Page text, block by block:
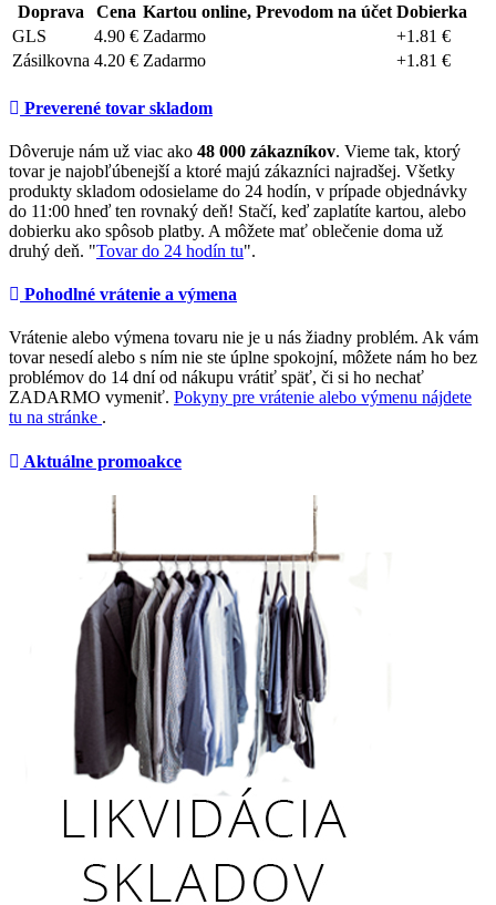
Doprava
Cena Kartou online, Prevodom na účet Dobierka
GLS
4.90 € Zadarmo
+1.81 €
Zásilkovna 4.20 € Zadarmo +1.81 €
Preverené tovar skladom
Dôveruje nám už viac ako 48 000 zákazníkov. Vieme tak, ktorý
tovar je najobľúbenejší a ktoré majú zákazníci najradšej. Všetky
produkty skladom odosielame do 24 hodín, v prípade objednávky
do 11:00 hneď ten rovnaký deň! Stačí, keď zaplatíte kartou, alebo
dobierku ako spôsob platby. A môžete mať oblečenie doma už
druhý deň. "Tovar do 24 hodín tu".
Pohodlné vrátenie a výmena
Vrátenie alebo výmena tovaru nie je u nás žiadny problém. Ak vám
tovar nesedí alebo s ním nie ste úplne spokojní, môžete nám ho bez
problémov do 14 dní od nákupu vrátiť späť, či si ho nechať
ZADARMO vymeniť. Pokyny pre vrátenie alebo výmenu nájdete
tu na stránke .
Aktuálne promoakce